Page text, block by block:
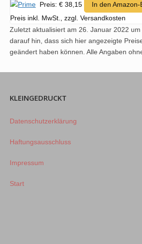
Preis: € 38,15
In den
Preis inkl. MwSt., zzgl. Versandkosten
Zuletzt aktualisiert am 26. Januar 2022
darauf hin, dass sich hier angezeigte
geändert haben können. Alle Angaben
KLEINGEDRUCKT
Datenschutzerklärung
Haftungsausschluss
Impressum
Start